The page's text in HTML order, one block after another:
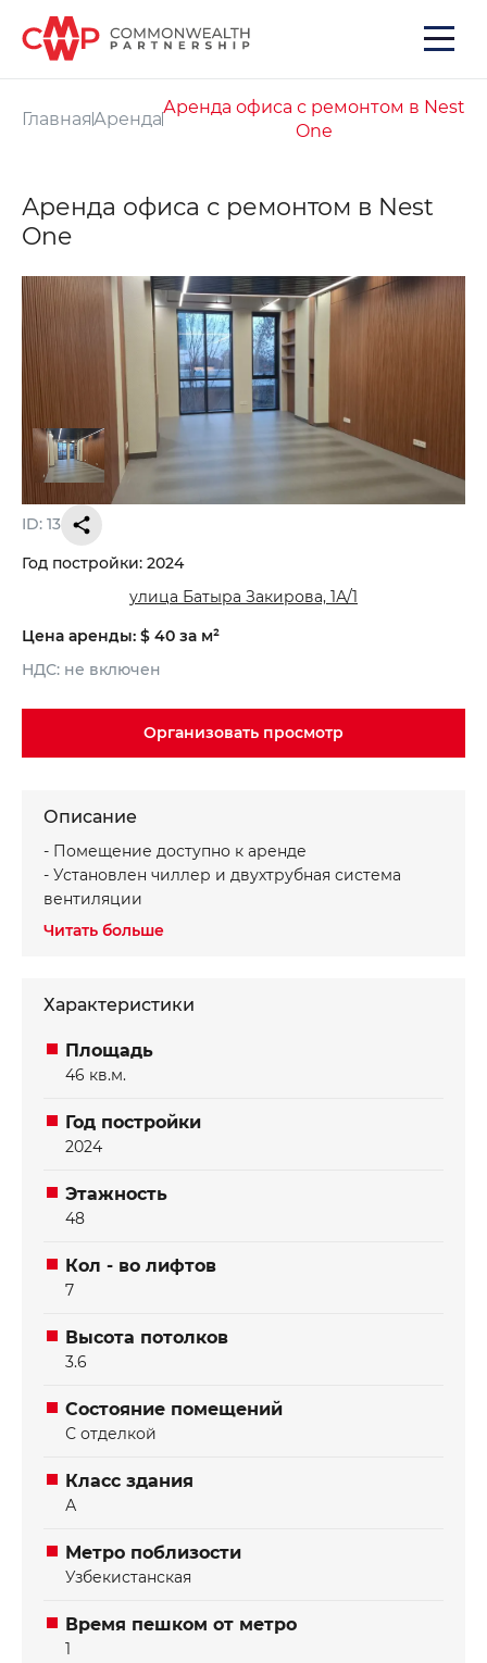
ГлавнаяАренда
Аренда офиса с ремонтом в Nest
One
Аренда офиса с ремонтом в Nest
One
ID: 13
Год постройки: 2024
улица Батыра Закирова, 1А/1
Цена аренды: $ 40 за м²
НДС: не включен
Организовать просмотр
Описание
- Помещение доступно к аренде
- Установлен чиллер и двухтрубная система
вентиляции
Читать больше
Характеристики
Площадь
46 кв.м.
Год постройки
2024
Этажность
48
Кол - во лифтов
7
Высота потолков
3.6
Состояние помещений
С отделкой
Класс здания
А
Метро поблизости
Узбекистанская
Время пешком от метро
1
Записаться на просмотр объекта
Ваше сообщение
Хотите получить консультацию?
Ваше сообщение